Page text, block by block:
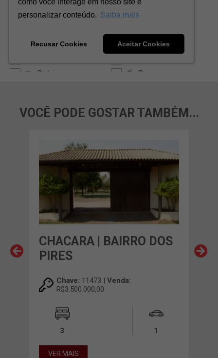
VOCÊ PODE GOSTAR TAMBÉM...
CHACARA | BAIRRO DOS
PIRES
Chave: 11473 | Venda:
R$3.500.000,00
3 1
VER MAIS